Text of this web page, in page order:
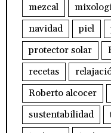
mezcal
navidad
piel
protector solar
recetas
Roberto alcocer
sustentabilidad